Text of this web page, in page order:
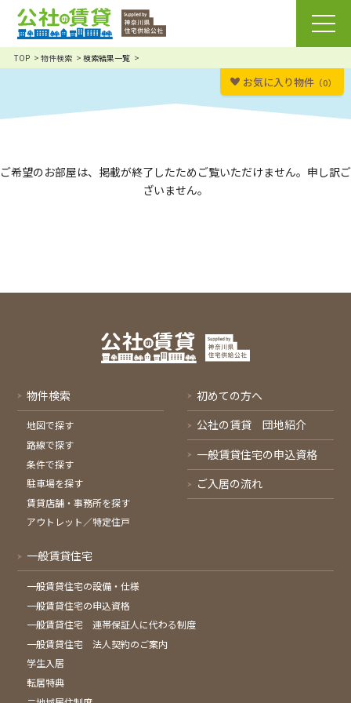
TOP 物件検索 検索結果一覧
お気に入り物件 （0）
ご希望のお部屋は、掲載が終了したためご覧いただけません。申し訳ご
ざいません。
物件検索
地図で探す
路線で探す
条件で探す
駐車場を探す
賃貸店舗・事務所を探す
アウトレット／特定住戸
初めての方へ
公社の賃貸 団地紹介
一般賃貸住宅の申込資格
ご入居の流れ
一般賃貸住宅
一般賃貸住宅の設備・仕様
一般賃貸住宅の申込資格
一般賃貸住宅 連帯保証人に代わる制度
一般賃貸住宅 法人契約のご案内
学生入居
転居特典